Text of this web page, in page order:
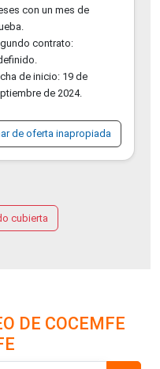
con un mes de
contrato:
de inicio: 19 de
de 2024.
de oferta inapropiada
cubierta
DE COCEMFE